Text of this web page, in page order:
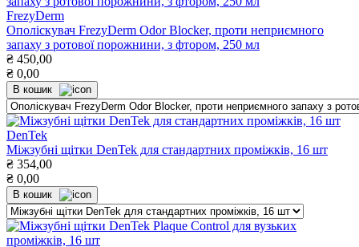
FrezyDerm
Ополіскувач FrezyDerm Odor Blocker, проти неприємного
запаху з ротової порожнини, з фтором, 250 мл
₴ 450,00
₴ 0,00
В кошик
DenTek
Міжзубні щітки DenTek для стандартних проміжків, 16 шт
₴ 354,00
₴ 0,00
В кошик